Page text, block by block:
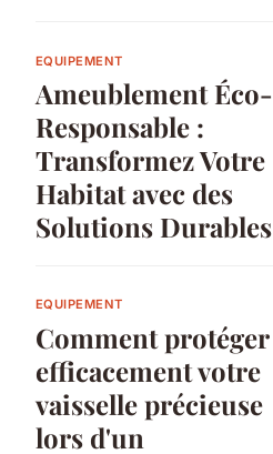
EQUIPEMENT
Ameublement Éco-
Responsable :
Transformez Votre
Habitat avec des
Solutions Durables
EQUIPEMENT
Comment protéger
efficacement votre
vaisselle précieuse
lors d'un